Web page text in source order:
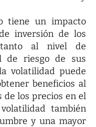
tiene un impacto
inversión de los
al nivel de
de riesgo de sus
volatilidad puede
beneficios al
de los precios en el
también
y una mayor